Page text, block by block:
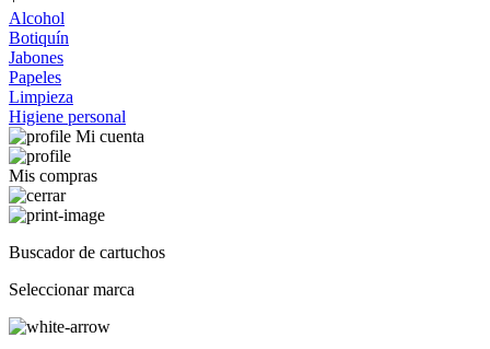
Alcohol
Botiquín
Jabones
Papeles
Limpieza
Higiene personal
Mi cuenta
Mis compras
Buscador de cartuchos
Seleccionar marca